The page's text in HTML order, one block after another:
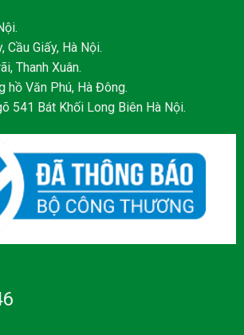
Cầu Giấy, Hà Nội.
Thanh Xuân.
hồ Văn Phú, Hà Đông.
541 Bát Khối Long Biên Hà Nội.